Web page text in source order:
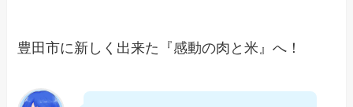
豊田市に新しく出来た『感動の肉と米』へ！